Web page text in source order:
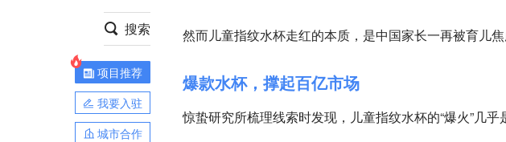
搜索
项目推荐
我要入驻
城市合作
然而儿童指纹水杯走红的本质，是中国家长一再被育儿焦
爆款水杯，撑起百亿市场
惊蛰研究所梳理线索时发现，儿童指纹水杯的“爆火”几乎